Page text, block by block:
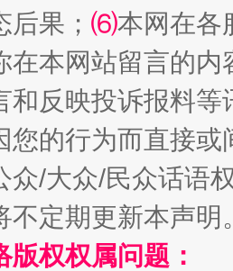
果； ⑹本网在各
在本网站留言的内
和反映投诉报料
您的行为而直接
众/大众/民众话语
不定期更新本声明
权权属问题：